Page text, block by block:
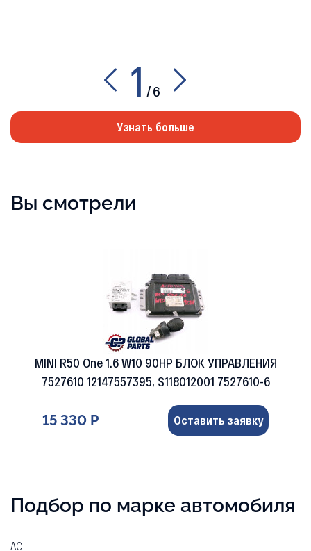
1 /6
Узнать больше
Вы смотрели
MINI R50 One 1.6 W10 90HP БЛОК УПРАВЛЕНИЯ
7527610 12147557395, S118012001 7527610-6
15 330 Р Оставить заявку
Подбор по марке автомобиля
AC